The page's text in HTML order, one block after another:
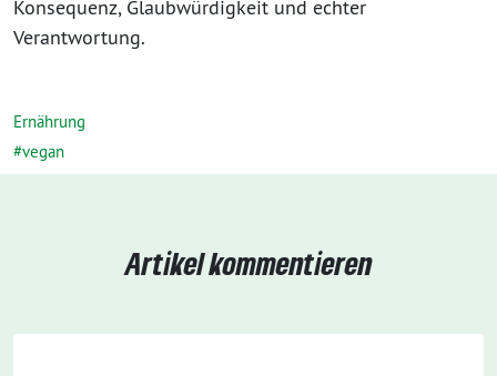
Konsequenz, Glaubwürdigkeit und echter
Verantwortung.
Ernährung
vegan
Artikel kommentieren